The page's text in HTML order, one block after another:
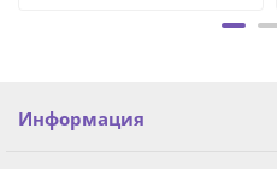
Информация